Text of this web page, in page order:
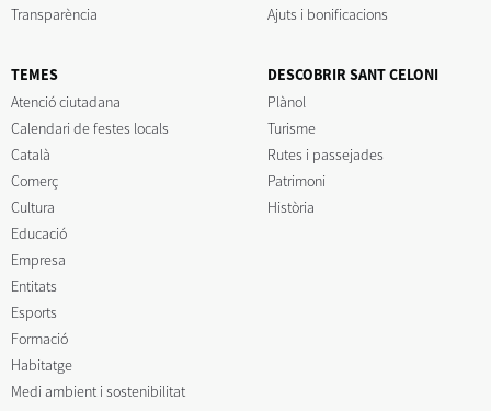
Transparència
Ajuts i bonificacions
TEMES
Atenció ciutadana
Calendari de festes locals
Català
Comerç
Cultura
Educació
Empresa
Entitats
Esports
Formació
Habitatge
Medi ambient i sostenibilitat
DESCOBRIR SANT CELONI
Plànol
Turisme
Rutes i passejades
Patrimoni
Història